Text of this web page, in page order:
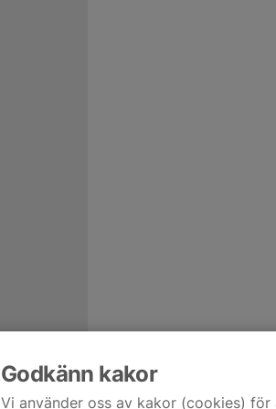
Godkänn kakor
Vi använder oss av kakor (cookies)